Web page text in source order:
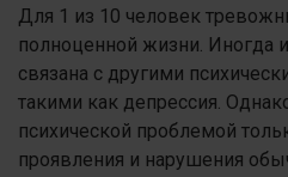
Для 1 из 10 человек
полноценной жизни. Иногда
связана с другими
такими как депрессия.
психической проблемой
проявления и нарушения